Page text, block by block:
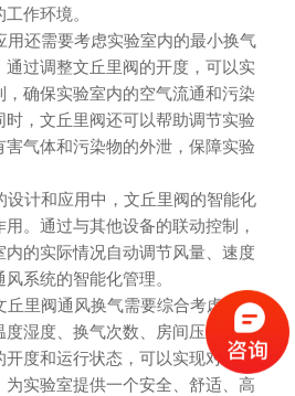
作环境。
用还需要考虑实验室内的最小换气
过调整文丘里阀的开度，可以实
确保实验室内的空气流通和污染
，文丘里阀还可以帮助调节实验
气体和污染物的外泄，保障实验
设计和应用中，文丘里阀的智能化
。通过与其他设备的联动控制，
的实际情况自动调节风量、速度
系统的智能化管理。
丘里阀通风换气需要综合考虑多个
湿度、换气次数、房间压差等。
度和运行状态，可以实现对通风
实验室提供一个安全、舒适、高